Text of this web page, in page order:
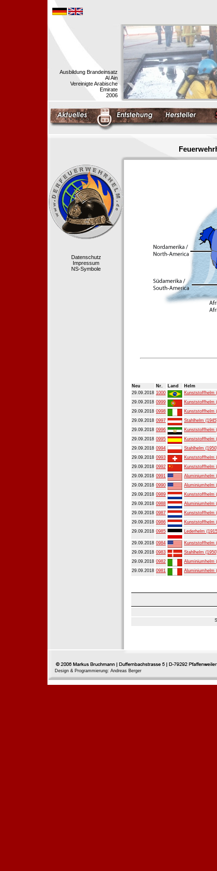
Ausbildung Brandeinsatz
Al Ain
Vereinigte Arabische
Emirate
2006
Datenschutz
Impressum
NS-Symbole
Neu Nr. Land
Helm
29.09.2018 1000
Kunststoffhelm
29.09.2018 0999
Kunststoffhelm
29.09.2018 0998
Kunststoffhelm
29.09.2018 0997
Stahlhelm
29.09.2018 0996
Kunststoffhelm
29.09.2018 0995
Kunststoffhelm
29.09.2018 0994
Stahlhelm
29.09.2018 0993
Kunststoffhelm
29.09.2018 0992
Kunststoffhelm
29.09.2018 0991
Aluminiumhelm
29.09.2018 0990
Aluminiumhelm
29.09.2018 0989
Kunststoffhelm
29.09.2018 0988
Aluminiumhelm
29.09.2018 0987
Kunststoffhelm
29.09.2018 0986
Kunststoffhelm
29.09.2018 0985 Lederhelm
29.09.2018 0984
Kunststoffhelm
29.09.2018 0983
Stahlhelm
29.09.2018 0982
Aluminiumhelm
29.09.2018 0981 Aluminiumhelm
Design & Programmierung: Andreas Berger